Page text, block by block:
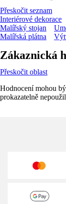
Přeskočit seznam
Interiérové dekorace
Malířský stojan
Malířská plátna
Zákaznická
Přeskočit oblast
Hodnocení mohou
prokazatelně